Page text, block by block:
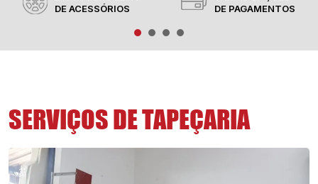
DE ACESSÓRIOS
DE PAGAMENTOS
SERVIÇOS DE TAPEÇARIA